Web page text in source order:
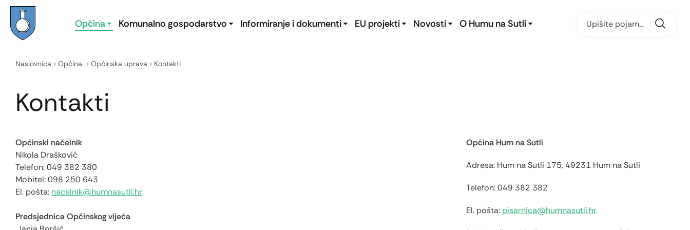
Općina Komunalno gospodarstvo Informiranje i dokumenti EU projekti Novosti O Humu na Sutli
Naslovnica Općina Općinska uprava Kontakti
Kontakti
Općinski načelnik
Nikola Drašković
Telefon: 049 382 380
Mobitel: 098 250 643
El. pošta: nacelnik@humnasutli.hr
Predsjednica Općinskog vijeća
Općina Hum na Sutli
Adresa: Hum na Sutli 175, 49231 Hum na Sutli
Telefon: 049 382 382
El. pošta: pisarnica@humnasutli.hr